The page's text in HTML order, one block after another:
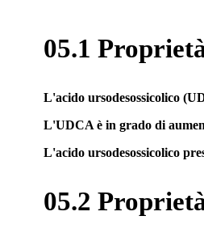
05.1
L'acido ursodesossicolico
L'UDCA è in grado di
L'acido ursodesossicolico
05.2